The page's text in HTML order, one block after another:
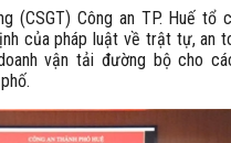
(CSGT) Công an TP. Huế tổ
của pháp luật về trật tự, an
vận tải đường bộ cho